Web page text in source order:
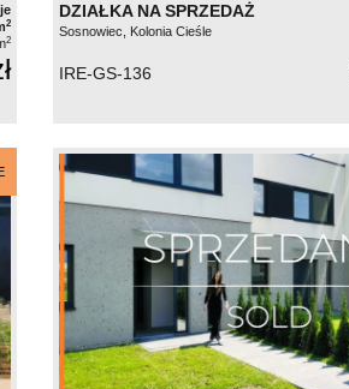
2
2
DZIAŁKA NA SPRZEDAŻ
Sosnowiec, Kolonia Cieśle
IRE-GS-136